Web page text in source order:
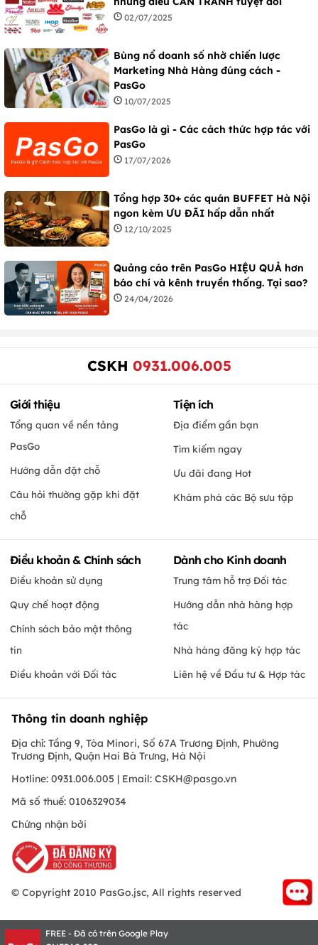
02/07/2025
Bùng nổ doanh số nhờ chiến lược
Marketing Nhà Hàng đúng cách -
PasGo
10/07/2025
PasGo là gì - Các cách thức hợp tác với
PasGo
17/07/2026
Tổng hợp 30+ các quán BUFFET Hà Nội
ngon kèm ƯU ĐÃI hấp dẫn nhất
12/10/2025
Quảng cáo trên PasGo HIỆU QUẢ hơn
báo chí và kênh truyền thống. Tại sao?
24/04/2026
CSKH 0931.006.005
Giới thiệu
Tổng quan về nền tảng
PasGo
Hướng dẫn đặt chỗ
Câu hỏi thường gặp khi đặt
chỗ
Tiện ích
Địa điểm gần bạn
Tìm kiếm ngay
Ưu đãi đang Hot
Khám phá các Bộ sưu tập
Điều khoản & Chính sách
Điều khoản sử dụng
Quy chế hoạt động
Chính sách bảo mật thông
tin
Điều khoản với Đối tác
Dành cho Kinh doanh
Trung tâm hỗ trợ Đối tác
Hướng dẫn nhà hàng hợp
tác
Nhà hàng đăng ký hợp tác
Liên hệ về Đầu tư & Hợp tác
Thông tin doanh nghiệp
Địa chỉ: Tầng 9, Tòa Minori, Số 67A Trương Định, Phường
Trương Định, Quận Hai Bà Trưng, Hà Nội
Hotline: 0931.006.005 | Email: CSKH@pasgo.vn
Mã số thuế: 0106329034
Chứng nhận bởi
© Copyright 2010 PasGo.jsc, All rights reserved
FREE - Đã có trên Google Play